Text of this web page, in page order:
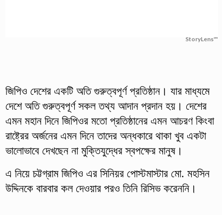
StoryLens™
জিপিও দেশের একটি অতি গুরুত্বপূর্ণ প্রতিষ্ঠান। যার মাধ্যমে
দেশে অতি গুরুত্বপূর্ণ সকল তথ্য আদান প্রদান হয়। দেশের
এমন মহান দিনে জিপিওর মতো প্রতিষ্ঠানের এমন আচরণ কিংবা
রাষ্ট্রের অর্জনের এমন দিনে তাদের অন্ধকারে থাকা খুব একটা
ভালোভাবে দেখছেন না মুক্তিযুদ্ধের স্বপক্ষের মানুষ।
এ নিয়ে চট্টগ্রাম জিপিও এর সিনিয়র পোস্টমাস্টার মো. মহসিন
উদ্দিনকে বারবার কল দেওয়ার পরও তিনি রিসিভ করেননি।